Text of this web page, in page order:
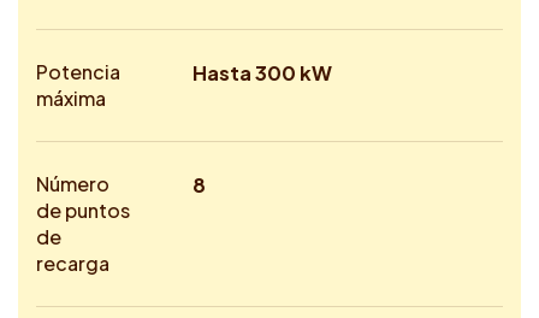
Potencia
máxima
Hasta 300 kW
Número
de puntos
de
recarga
8